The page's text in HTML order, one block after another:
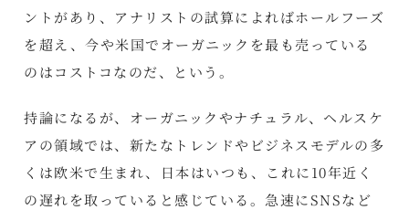
ントがあり、アナリストの試算によればホールフーズ
を超え、今や米国でオーガニックを最も売っている
のはコストコなのだ、という。
持論になるが、オーガニックやナチュラル、ヘルスケ
アの領域では、新たなトレンドやビジネスモデルの多
くは欧米で生まれ、日本はいつも、これに10年近く
の遅れを取っていると感じている。急速にSNSなど